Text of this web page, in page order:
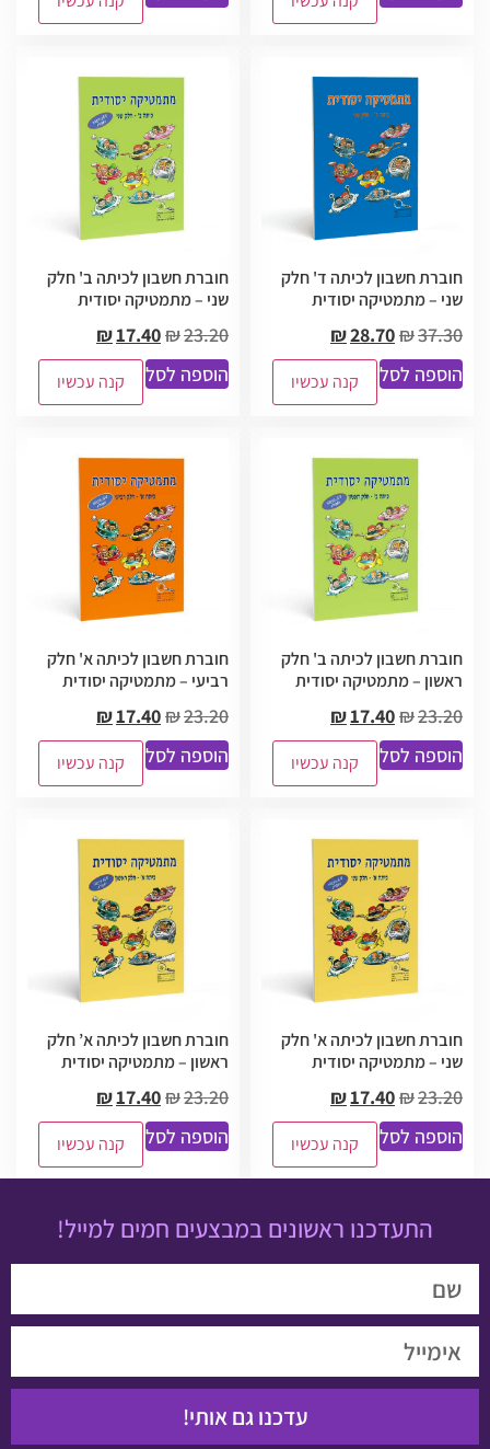
חוברת חשבון לכיתה ד' חלק
שני – מתמטיקה יסודית
₪37.30
₪28.70
הוספה לסל
קנה עכשיו
חוברת חשבון לכיתה ב' חלק
שני – מתמטיקה יסודית
₪23.20
₪17.40
הוספה לסל
קנה עכשיו
חוברת חשבון לכיתה ב' חלק
ראשון – מתמטיקה יסודית
₪23.20
₪17.40
הוספה לסל
קנה עכשיו
חוברת חשבון לכיתה א' חלק
רביעי – מתמטיקה יסודית
₪23.20
₪17.40
הוספה לסל
קנה עכשיו
חוברת חשבון לכיתה א' חלק
שני – מתמטיקה יסודית
₪23.20
₪17.40
הוספה לסל
קנה עכשיו
חוברת חשבון לכיתה א’ חלק
ראשון – מתמטיקה יסודית
₪23.20
₪17.40
הוספה לסל
קנה עכשיו
התעדכנו ראשונים במבצעים חמים למייל!
עדכנו גם אותי!